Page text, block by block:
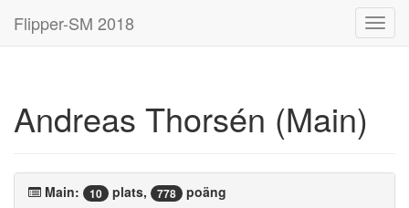
Flipper-SM 2018
Andreas Thorsén (Main)
Main: 10 plats, 778 poäng